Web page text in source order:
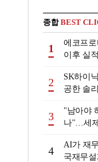
종합BEST
1
에코프로
이후 실
2
SK하이
공한 솔
3
"남아야
나"…세
4
AI가 재
국재무